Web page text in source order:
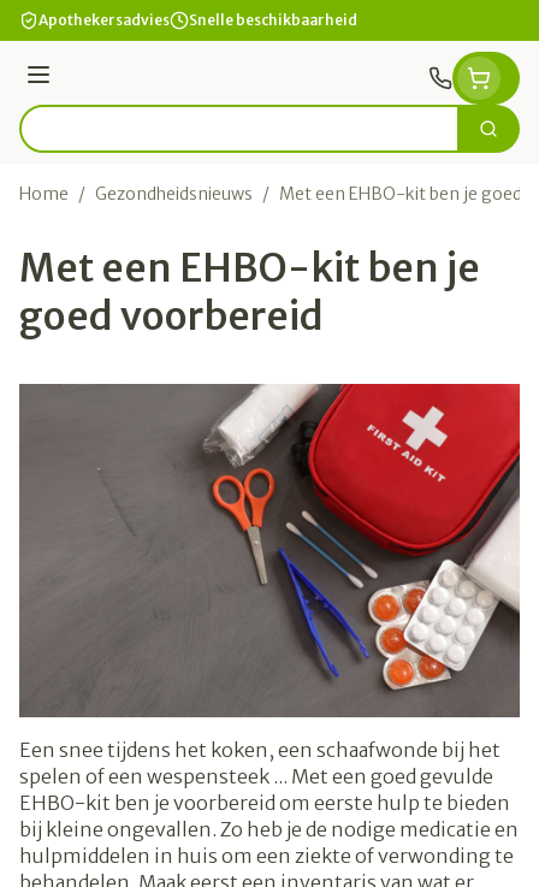
Ga naar de inhoud
Apothekersadvies Snelle beschikbaarheid
Menu
Product, merk, categorie... Zoek
Home / Gezondheidsnieuws / Met een EHBO-kit ben je goed
Met een EHBO-kit ben je
goed voorbereid
Een snee tijdens het koken, een schaafwonde bij het
spelen of een wespensteek ... Met een goed gevulde
EHBO-kit ben je voorbereid om eerste hulp te bieden
bij kleine ongevallen. Zo heb je de nodige medicatie en
hulpmiddelen in huis om een ziekte of verwonding te